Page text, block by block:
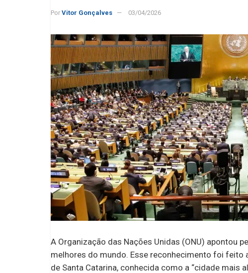
Por Vitor Gonçalves 03/04/2026
A Organização das Nações Unidas (ONU) apontou
melhores do mundo. Esse reconhecimento foi feito
de Santa Catarina, conhecida como a “cidade mais